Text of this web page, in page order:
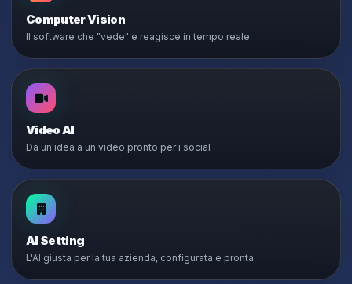
Computer Vision
Il software che "vede" e reagisce in tempo reale
Video AI
Da un'idea a un video pronto per i social
AI Setting
L'AI giusta per la tua azienda, configurata e pronta